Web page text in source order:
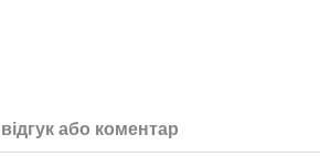
або коментар